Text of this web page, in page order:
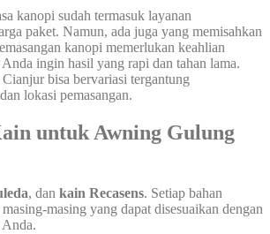
kanopi sudah termasuk layanan
paket. Namun, ada juga yang memisahkan
kanopi memerlukan keahlian
ingin hasil yang rapi dan tahan lama.
bisa bervariasi tergantung
lokasi pemasangan.
untuk Awning Gulung
, dan kain Recasens. Setiap bahan
masing yang dapat disesuaikan dengan
Anda.